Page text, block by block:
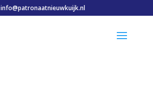
info@patronaatnieuwkuijk.nl